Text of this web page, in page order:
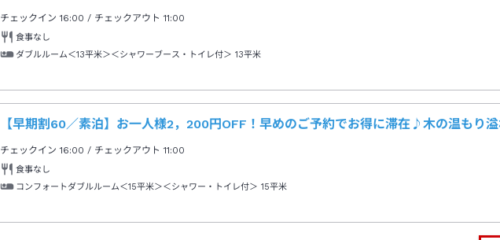
チェックイン16:00 / チェックアウト 11:00
食事なし
ダブルルーム＜13平米＞＜シャワーブース・トイレ付＞ 13平米
【早期割60／素泊】お一人様2，200円OFF！早めのご予約でお得に滞在♪木の温もり
チェックイン16:00 / チェックアウト 11:00
食事なし
コンフォートダブルルーム＜15平米＞＜シャワー・トイレ付＞ 15平米